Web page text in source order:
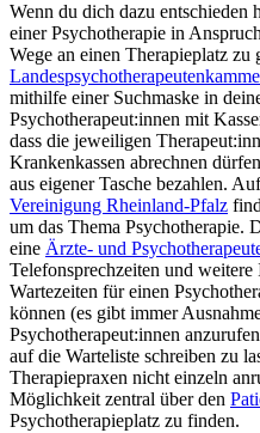
Wenn du dich dazu
einer Psychotherapie in
Wege an einen Therapieplatz zu
mithilfe einer Suchmaske in
Psychotherapeut:innen mit
dass die jeweiligen
Krankenkassen abrechnen
aus eigener Tasche bezahlen.
Vereinigung Rheinland-Pfalz
um das Thema Psychotherapie.
eine Ärzte- und
Telefonsprechzeiten und
Wartezeiten für einen
können (es gibt immer
Psychotherapeut:innen
auf die Warteliste schreiben zu
Therapiepraxen nicht einzeln
Möglichkeit zentral über den
Psychotherapieplatz zu finden.